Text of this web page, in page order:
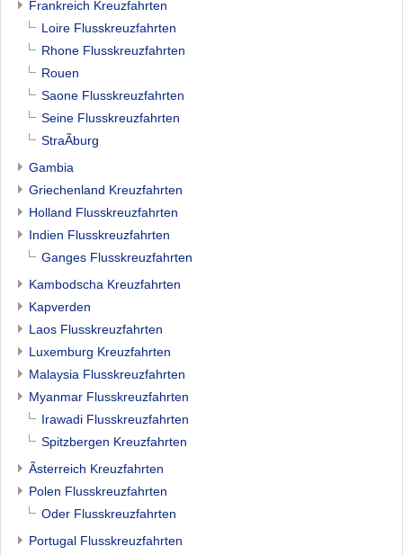
Frankreich Kreuzfahrten
Loire Flusskreuzfahrten
Rhone Flusskreuzfahrten
Rouen
Saone Flusskreuzfahrten
Seine Flusskreuzfahrten
StraÃburg
Gambia
Griechenland Kreuzfahrten
Holland Flusskreuzfahrten
Indien Flusskreuzfahrten
Ganges Flusskreuzfahrten
Kambodscha Kreuzfahrten
Kapverden
Laos Flusskreuzfahrten
Luxemburg Kreuzfahrten
Malaysia Flusskreuzfahrten
Myanmar Flusskreuzfahrten
Irawadi Flusskreuzfahrten
Spitzbergen Kreuzfahrten
Ãsterreich Kreuzfahrten
Polen Flusskreuzfahrten
Oder Flusskreuzfahrten
Portugal Flusskreuzfahrten